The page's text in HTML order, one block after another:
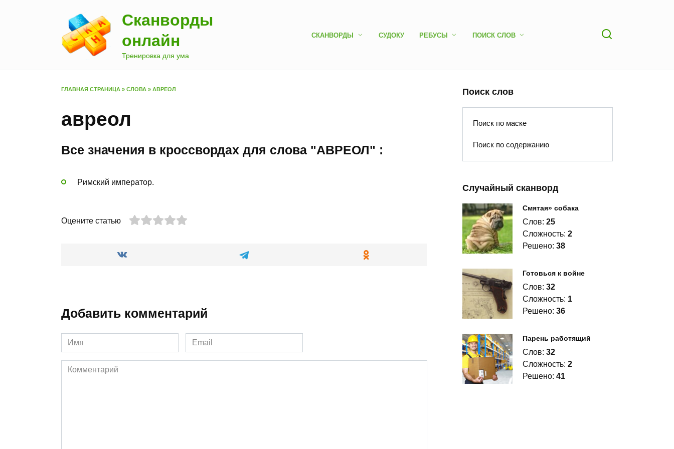
Сканворды
онлайн
Тренировка для ума
СКАНВОРДЫ СУДОКУ РЕБУСЫ ПОИСК СЛОВ
ГЛАВНАЯ СТРАНИЦА » СЛОВА » АВРЕОЛ
авреол
Все значения в кроссвордах для слова "АВРЕОЛ" :
Римский император.
Оцените статью
Добавить комментарий
Имя
*
Email
*
Комментарий
Поиск слов
Поиск по маске
Поиск по содержанию
Случайный сканворд
Смятая» собака
Слов: 25
Сложность: 2
Решено: 38
Готовься к войне
Слов: 32
Сложность: 1
Решено: 36
Парень работящий
Слов: 32
Сложность: 2
Решено: 41